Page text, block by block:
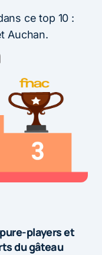
ce top 10 :
Auchan.
players et
du gâteau